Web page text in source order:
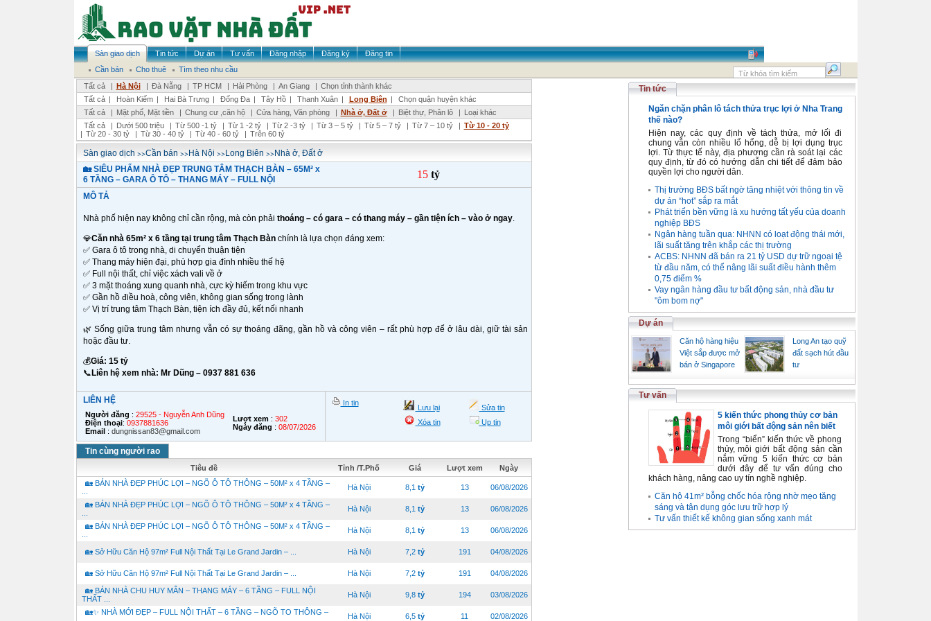
Sàn giao dịch Tin tức Dự án Tư vấn Đăng nhập Đăng ký
Đăng tin
Cần bán
Cho thuê
Tìm theo nhu cầu
Tất cả
| Hà Nội | Đà Nẵng | TP HCM | Hải Phòng | An Giang | Chọn tỉnh thành khác
Tất cả | Hoàn Kiếm | Hai Bà Trưng | Đống Đa | Tây Hồ | Thanh Xuân | Long Biên |
Chọn quận huyện khác
Tất cả
| Mặt phố, Mặt tiền | Chung cư ,căn hộ | Cửa hàng, Văn phòng | Nhà ở, Đất ở | Biệt thự, Phân lô | Loại khác
Tất cả
| Dưới 500 triệu | Từ 500 -1 tỷ | Từ 1 -2 tỷ | Từ 2 -3 tỷ | Từ 3 – 5 tỷ | Từ 5 – 7 tỷ | Từ 7 – 10 tỷ | Từ 10 - 20 tỷ
| Từ 20 - 30 tỷ | Từ 30 - 40 tỷ | Từ 40 - 60 tỷ | Trên 60 tỷ
Sàn giao dịch >>Cần bán >>Hà Nội >>Long Biên >>Nhà ở, Đất ở
🏡 SIÊU PHẨM NHÀ ĐẸP TRUNG TÂM THẠCH BÀN – 65M² x
6 TẦNG – GARA Ô TÔ – THANG MÁY – FULL NỘI
15 tỷ
MÔ TẢ
Nhà phố hiện nay không chỉ cần rộng, mà còn phải thoáng – có gara – có thang máy – gần tiện ích – vào ở ngay.
💎Căn nhà 65m² x 6 tầng tại trung tâm Thạch Bànchính là lựa chọn đáng xem:
✅Gara ô tô trong nhà, di chuyển thuận tiện
✅Thang máy hiện đại, phù hợp gia đình nhiều thế hệ
✅Full nội thất, chỉ việc xách vali về ở
✅3 mặt thoáng xung quanh nhà, cực kỳ hiếm trong khu vực
✅Gần hồ điều hoà, công viên, không gian sống trong lành
✅Vị trí trung tâm Thạch Bàn, tiện ích đầy đủ, kết nối nhanh
🌿 Sống giữa trung tâm nhưng vẫn có sự thoáng đãng, gần hồ và công viên – rất phù hợp để ở lâu dài, giữ tài sản
hoặc đầu tư.
💰Giá: 15 tỷ
📞 Liên hệ xem nhà: Mr Dũng – 0937 881 636
LIÊN HỆ
Người đăng : 29525 - Nguyễn Anh Dũng
Điện thoại: 0937881636
Email: dungnissan83@gmail.com
Lượt xem: 302
Ngày đăng : 08/07/2026
In tin
Lưu lại
Sửa tin
Xóa tin
Up tin
Tin cùng người rao
Tiêu đề Tỉnh /T.Phố Giá Lượt xem
Ngày
🏡 BÁN NHÀ ĐẸP PHÚC LỢI – NGÕ Ô TÔ THÔNG – 50M² x 4 TẦNG –
Hà Nội 8,1 tỷ 13 06/08/2026
🏡 BÁN NHÀ ĐẸP PHÚC LỢI – NGÕ Ô TÔ THÔNG – 50M² x 4 TẦNG –
Hà Nội 8,1 tỷ 13 06/08/2026
🏡 BÁN NHÀ ĐẸP PHÚC LỢI – NGÕ Ô TÔ THÔNG – 50M² x 4 TẦNG –
Hà Nội 8,1 tỷ 13 06/08/2026
🏡 Sở Hữu Căn Hộ 97m² Full Nội Thất Tại Le Grand Jardin – ... Hà Nội 7,2 tỷ 191 04/08/2026
🏡 Sở Hữu Căn Hộ 97m² Full Nội Thất Tại Le Grand Jardin – ... Hà Nội 7,2 tỷ 191 04/08/2026
🏡 BÁN NHÀ CHU HUY MÂN – THANG MÁY – 6 TẦNG – FULL NỘI
THẤT ...
Hà Nội 9,8 tỷ 194 03/08/2026
🏡✨ NHÀ MỚI ĐẸP – FULL NỘI THẤT – 6 TẦNG – NGÕ TO THÔNG –
Hà Nội 6,5 tỷ 11 02/08/2026
Tin tức
Ngăn chặn phân lô tách thửa trục lợi ở Nha Trang
thế nào?
Hiện nay, các quy định về tách thửa, mở lối đi
chung vẫn còn nhiều lổ hổng, dễ bị lợi dụng trục
lợi. Từ thực tế này, địa phương cần rà soát lại các
quy định, từ đó có hướng dẫn chi tiết để đảm bảo
quyền lợi cho người dân.
Thị trường BĐS bất ngờ tăng nhiệt với thông tin về
dự án “hot” sắp ra mắt
Phát triển bền vững là xu hướng tất yếu của doanh
nghiệp BĐS
Ngân hàng tuần qua: NHNN có loạt động thái mới,
lãi suất tăng trên khắp các thị trường
ACBS: NHNN đã bán ra 21 tỷ USD dự trữ ngoại tệ
từ đầu năm, có thể nâng lãi suất điều hành thêm
0,75 điểm %
Vay ngân hàng đầu tư bất động sản, nhà đầu tư
"ôm bom nợ"
Dự án
Căn hộ hàng hiệu
Việt sắp được mở
bán ở Singapore
Long An tạo quỹ
đất sạch hút đầu
tư
Tư vấn
5 kiến thức phong thủy cơ bản
môi giới bất động sản nên biết
Trong “biển” kiến thức về phong
thủy, môi giới bất động sản cần
nắm vững 5 kiến thức cơ bản
dưới đây để tư vấn đúng cho
khách hàng, nâng cao uy tín nghề nghiệp.
Căn hộ 41m² bỗng chốc hóa rộng nhờ mẹo tăng
sáng và tận dụng góc lưu trữ hợp lý
Tư vấn thiết kế không gian sống xanh mát